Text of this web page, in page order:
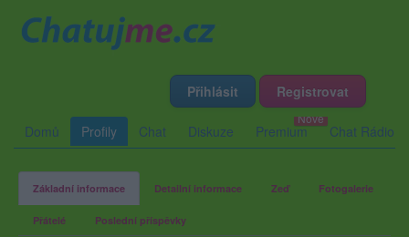
Přihlásit Registrovat
Domů Profily Chat Diskuze Premium Chat Rádio
Základní informace Detailní informace Zeď Fotogalerie
Přátelé Poslední příspěvky